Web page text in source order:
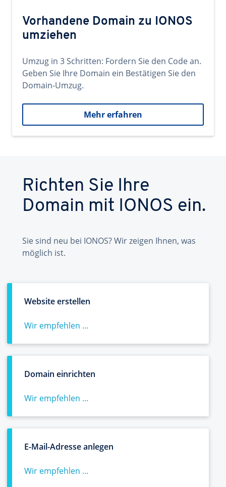
Vorhandene Domain zu IONOS
umziehen
Umzug in 3 Schritten: Fordern Sie den Code an.
Geben Sie Ihre Domain ein Bestätigen Sie den
Domain-Umzug.
Mehr erfahren
Richten Sie Ihre
Domain mit IONOS ein.
Sie sind neu bei IONOS? Wir zeigen Ihnen, was
möglich ist.
Website erstellen
Wir empfehlen ...
Domain einrichten
Wir empfehlen ...
E-Mail-Adresse anlegen
Wir empfehlen ...